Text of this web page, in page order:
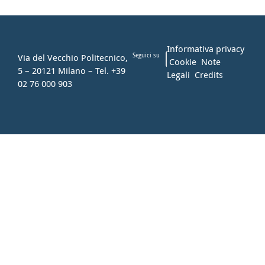
Via del Vecchio Politecnico,
5 – 20121 Milano – Tel. +39
02 76 000 903
Seguici su
Informativa privacy
Cookie Note
Legali Credits